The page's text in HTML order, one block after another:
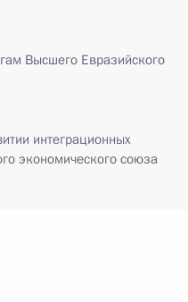
Высшего Евразийского
интеграционных
экономического союза